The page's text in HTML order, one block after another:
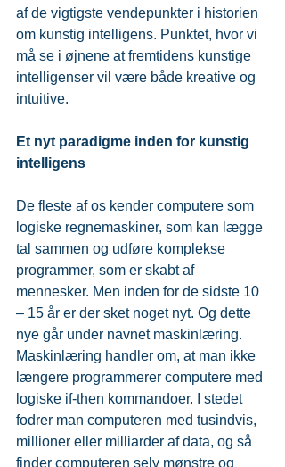
af de vigtigste vendepunkter i historien
om kunstig intelligens. Punktet, hvor vi
må se i øjnene at fremtidens kunstige
intelligenser vil være både kreative og
intuitive.
Et nyt paradigme inden for kunstig
intelligens
De fleste af os kender computere som
logiske regnemaskiner, som kan lægge
tal sammen og udføre komplekse
programmer, som er skabt af
mennesker. Men inden for de sidste 10
– 15 år er der sket noget nyt. Og dette
nye går under navnet maskinlæring.
Maskinlæring handler om, at man ikke
længere programmerer computere med
logiske if-then kommandoer. I stedet
fodrer man computeren med tusindvis,
millioner eller milliarder af data, og så
finder computeren selv mønstre og